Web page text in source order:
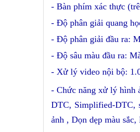
- Bàn phím xác thực
- Độ phân giải quang
- Độ phân giải đầu ra:
- Độ sâu màu đầu ra:
- Xử lý video nội bộ:
- Chức năng xử lý hình
DTC, Simplified-DTC,
ảnh , Dọn dẹp màu